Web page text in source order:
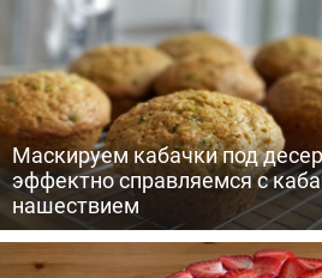
Маскируем кабачки под
эффектно справляемся с
нашествием